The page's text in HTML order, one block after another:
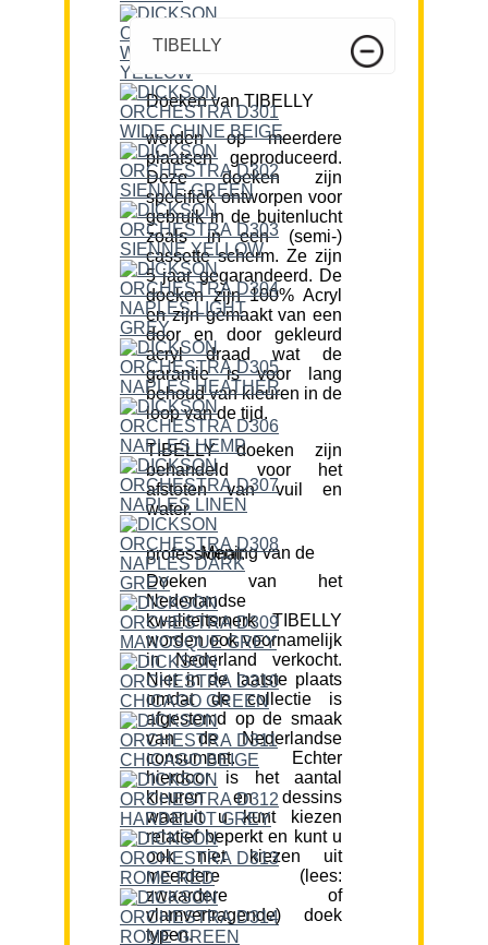
TIBELLY
Doeken van TIBELLY
worden op meerdere
plaatsen geproduceerd.
Deze doeken zijn
specifiek ontworpen voor
gebruik in de buitenlucht
zoals in een (semi-)
cassette scherm. Ze zijn
5 jaar gegarandeerd. De
doeken zijn 100% Acryl
en zijn gemaakt van een
door en door gekleurd
acryl draad wat de
garantie is voor lang
behoud van kleuren in de
loop van de tijd.
TIBELLY doeken zijn
behandeld voor het
afstoten van vuil en
water.
Mening van de professional:
Doeken van het
Nederlandse
kwaliteitsmerk TIBELLY
worden ook voornamelijk
in Nederland verkocht.
Niet in de laatste plaats
omdat de collectie is
afgestemd op de smaak
van de Nederlandse
consument. Echter
hierdoor is het aantal
kleuren en dessins
waaruit u kunt kiezen
relatief beperkt en kunt u
ook niet kiezen uit
meerdere (lees:
zwaardere of
vlamvertragende) doek
typen.